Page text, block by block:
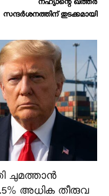
നഹ്യാന്റെ ഖത്തര്‍
സന്ദര്‍ശനത്തിന് തുടക്കമായി
ചുമത്താൻ
അധിക തീരുവ